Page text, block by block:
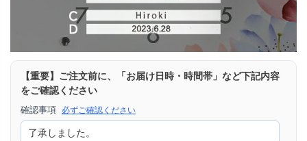
【重要】ご注文前に、「お届け日時・時間帯」など下記内容
をご確認ください
確認事項 必ずご確認ください